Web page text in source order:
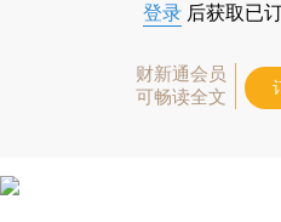
登录 后获取已
财新通会员
可畅读全文